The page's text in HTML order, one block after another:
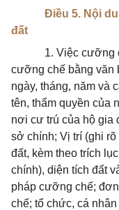
Điều 5. Nội
đất
1. Việc cưỡng
cưỡng chế bằng văn
ngày, tháng, năm và
tên, thẩm quyền của
nơi cư trú của hộ gia
sở chính; Vị trí (ghi
đất, kèm theo trích
chính), diện tích đất
pháp cưỡng chế;
chế; tổ chức, cá